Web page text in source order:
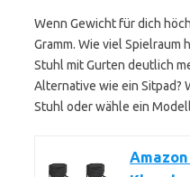
Wenn Gewicht für dich
Gramm. Wie viel Spielraum
Stuhl mit Gurten deutlich
Alternative wie ein Sitpad?
Stuhl oder wähle ein